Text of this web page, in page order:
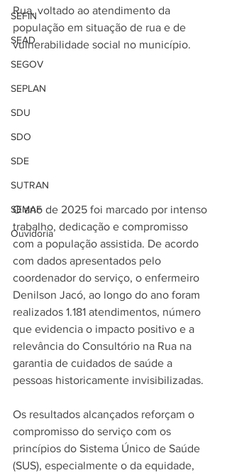
SEFIN
SEAD
SEGOV
SEPLAN
SDU
SDO
SDE
SUTRAN
SEMAF
Ouvidoria
Rua, voltado ao atendimento da
população em situação de rua e de
vulnerabilidade social no município.
O ano de 2025 foi marcado por intenso
trabalho, dedicação e compromisso
com a população assistida. De acordo
com dados apresentados pelo
coordenador do serviço, o enfermeiro
Denilson Jacó, ao longo do ano foram
realizados 1.181 atendimentos, número
que evidencia o impacto positivo e a
relevância do Consultório na Rua na
garantia de cuidados de saúde a
pessoas historicamente invisibilizadas.
Os resultados alcançados reforçam o
compromisso do serviço com os
princípios do Sistema Único de Saúde
(SUS), especialmente o da equidade,